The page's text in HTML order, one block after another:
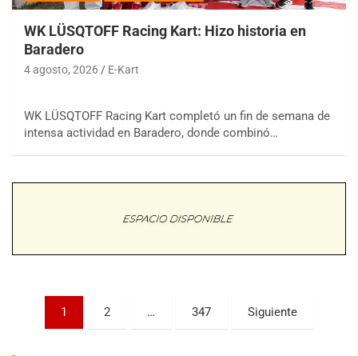
WK LÜSQTOFF Racing Kart: Hizo historia en
Baradero
4 agosto, 2026 E-Kart
WK LÜSQTOFF Racing Kart completó un fin de semana de
intensa actividad en Baradero, donde combinó…
Paginación
1 2 … 347 Siguiente
COBERTURA ESPECIAL DE E-KART.COM.AR
08/09-AGO
IAME SERIES ARGENTINA 6
Baradero (Buenos Aires)
Villaguay (Entre Ríos)